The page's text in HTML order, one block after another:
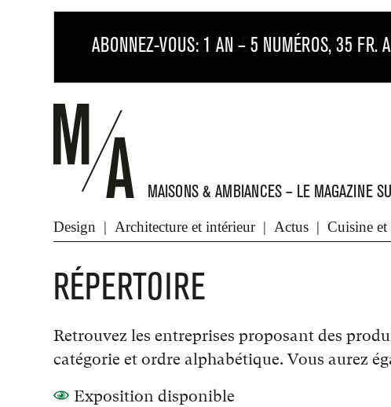
MAISONS & AMBIANCES – LE MAGAZINE
Design Architecture et intérieur Actus Cuisine et
RÉPERTOIRE
Retrouvez les entreprises proposant des
catégorie et ordre alphabétique. Vous aurez
Exposition disponible